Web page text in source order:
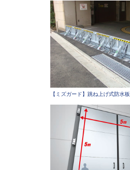
【ミズガード】跳ね上げ式防水板